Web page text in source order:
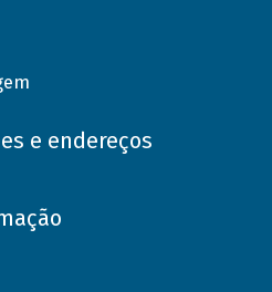
e endereços